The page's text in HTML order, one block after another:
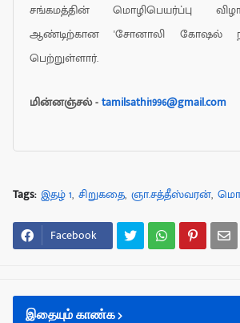
சங்கமத்தின் மொழிபெயர்ப்பு
ஆண்டிற்கான 'சோனாலி கோஷல்
பெற்றுள்ளார்.
மின்னஞ்சல் -tamilsathi1996@gmail.com
Tags: இதழ் 1 சிறுகதை ஞா.சத்தீஸ்வரன்
Facebook
இதையும் காண்க